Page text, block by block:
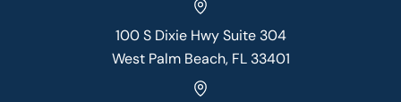
100 S Dixie Hwy Suite 304
West Palm Beach, FL 33401